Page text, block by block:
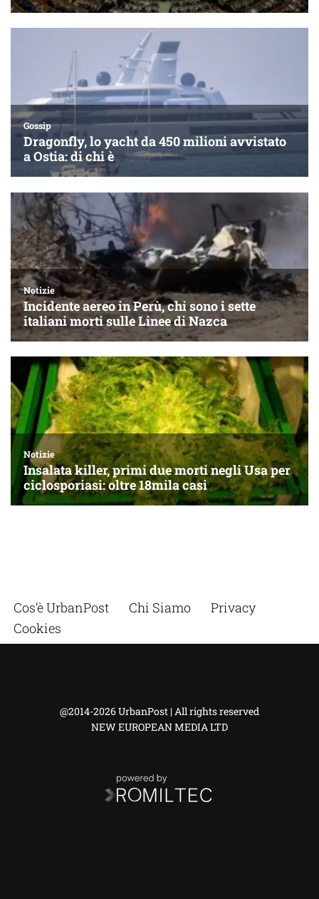
Cos’è UrbanPost Chi Siamo
Privacy
Cookies
@2014-2026 UrbanPost | All rights reserved
NEW EUROPEAN MEDIA LTD